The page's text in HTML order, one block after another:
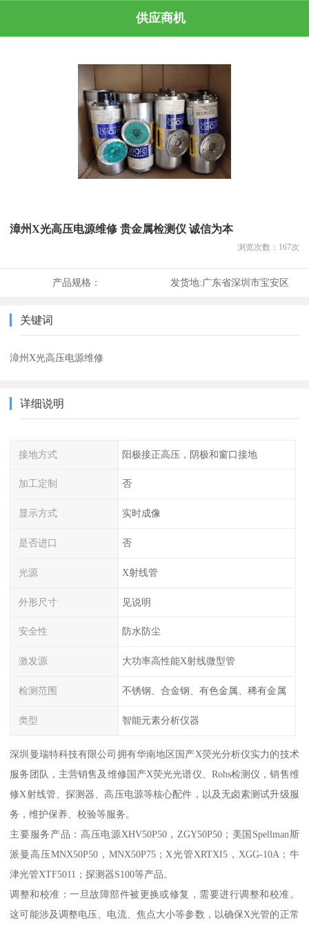
供应商机
漳州X光高压电源维修 贵金属检测仪 诚信为本
浏览次数： 167次
产品规格： 发货地:广东省深圳市宝安区
关键词
漳州X光高压电源维修
详细说明
接地方式 阳极接正高压，阴极和窗口接地
加工定制 否
显示方式 实时成像
是否进口 否
光源 X射线管
外形尺寸 见说明
安全性 防水防尘
激发源 大功率高性能X射线微型管
检测范围 不锈钢、合金钢、有色金属、稀有金属
类型 智能元素分析仪器
深圳曼瑞特科技有限公司拥有华南地区国产X荧光分析仪实力的技术
服务团队，主营销售及维修国产X荧光光谱仪、Rohs检测仪，销售维
修X射线管、探测器、高压电源等核心配件，以及无卤素测试升级服
务，维护保养、校验等服务。
主要服务产品：高压电源XHV50P50，ZGY50P50；美国Spellman斯
派曼高压MNX50P50，MNX50P75；X光管XRTXI5，XGG-10A；牛
津光管XTF5011；探测器S100等产品。
调整和校准：一旦故障部件被更换或修复，需要进行调整和校准。
这可能涉及调整电压、电流、焦点大小等参数，以确保X光管的正常